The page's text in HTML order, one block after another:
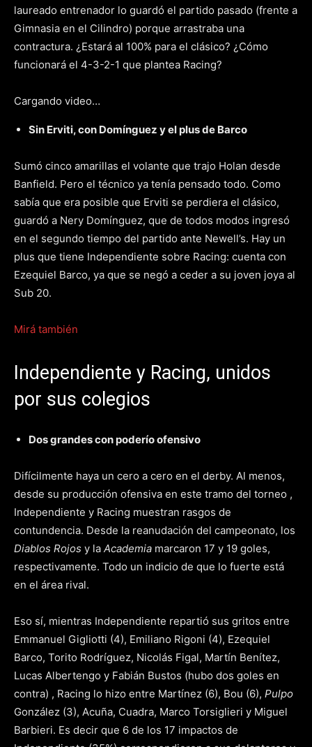
laureado entrenador lo guardó el partido pasado (frente a
Gimnasia en el Cilindro) porque arrastraba una
contractura. ¿Estará al 100% para el clásico? ¿Cómo
funcionará el 4-3-2-1 que plantea Racing?
Cargando video…
Sin Erviti, con Domínguez y el plus de Barco
Sumó cinco amarillas el volante que trajo Holan desde
Banfield. Pero el técnico ya tenía pensado todo. Como
sabía que era posible que Erviti se perdiera el clásico,
guardó a Nery Domínguez, que de todos modos ingresó
en el segundo tiempo del partido ante Newell’s. Hay un
plus que tiene Independiente sobre Racing: cuenta con
Ezequiel Barco, ya que se negó a ceder a su joven joya al
Sub 20.
Mirá también
Independiente y Racing, unidos
por sus colegios
Dos grandes con poderío ofensivo
Difícilmente haya un cero a cero en el derby. Al menos,
desde su producción ofensiva en este tramo del torneo ,
Independiente y Racing muestran rasgos de
contundencia. Desde la reanudación del campeonato, los
Diablos Rojos y la Academia marcaron 17 y 19 goles,
respectivamente. Todo un indicio de que lo fuerte está
en el área rival.
Eso sí, mientras Independiente repartió sus gritos entre
Emmanuel Gigliotti (4), Emiliano Rigoni (4), Ezequiel
Barco, Torito Rodríguez, Nicolás Figal, Martín Benítez,
Lucas Albertengo y Fabián Bustos (hubo dos goles en
contra) , Racing lo hizo entre Martínez (6), Bou (6), Pulpo
González (3), Acuña, Cuadra, Marco Torsiglieri y Miguel
Barbieri. Es decir que 6 de los 17 impactos de